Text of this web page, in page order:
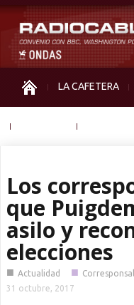
LA CAFETERA
Los
que
asilo y
elecciones
■ Actualidad ■
31 octubre, 2017